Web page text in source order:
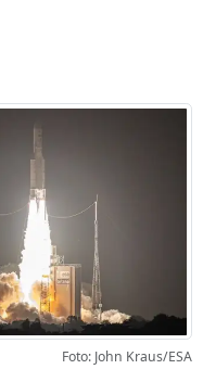
Foto: John Kraus/ESA